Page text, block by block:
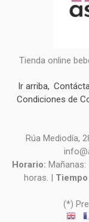
Tienda online
Ir arriba
Condiciones de
Rúa Mediodía,
Horario: Mañanas:
horas. |
(*)